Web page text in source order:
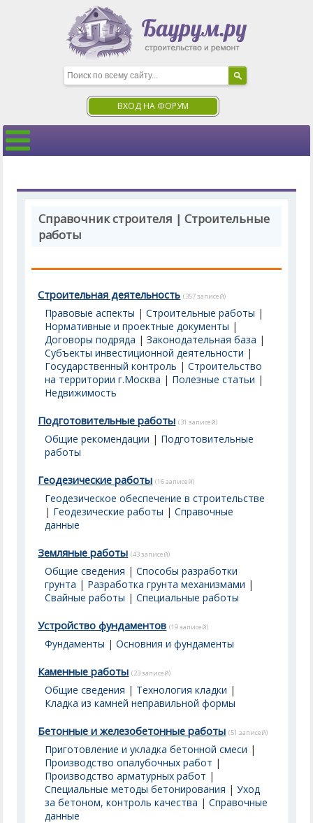
ВХОД НА ФОРУМ
Справочник строителя | Строительные
работы
Строительная деятельность (357 записей)
Правовые аспекты |Строительные работы |
Нормативные и проектные документы |
Договоры подряда |Законодательная база |
Субъекты инвестиционной деятельности |
Государственный контроль |Строительство
на территории г.Москва | Полезные статьи |
Недвижимость
Подготовительные работы (31 записей)
Общие рекомендации | Подготовительные
работы
Геодезические работы (16 записей)
Геодезическое обеспечение в строительстве
| Геодезические работы |Справочные
данные
Земляные работы (43 записей)
Общие сведения |Способы разработки
грунта | Разработка грунта механизмами |
Свайные работы |Специальные работы
Устройство фундаментов (19 записей)
Фундаменты |Основния и фундаменты
Каменные работы (23 записей)
Общие сведения | Технология кладки |
Кладка из камней неправильной формы
Бетонные и железобетонные работы (51 записей)
Приготовление и укладка бетонной смеси |
Производство опалубочных работ |
Производство арматурных работ |
Специальные методы бетонирования |Уход
за бетоном, контроль качества |Справочные
данные